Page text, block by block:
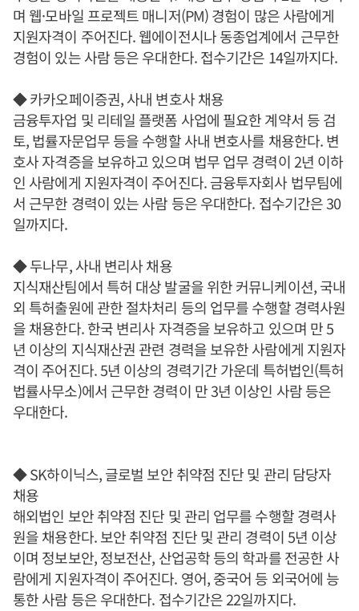
며 웹·모바일 프로젝트 매니저(PM) 경험이 많은 사람에게
지원자격이 주어진다. 웹에이전시나 동종업계에서 근무한
경험이 있는 사람 등은 우대한다. 접수기간은 14일까지다.
◆ 카카오페이증권, 사내 변호사 채용
금융투자업 및 리테일 플랫폼 사업에 필요한 계약서 등 검
토, 법률자문업무 등을 수행할 사내 변호사를 채용한다. 변
호사 자격증을 보유하고 있으며 법무 업무 경력이 2년 이하
인 사람에게 지원자격이 주어진다. 금융투자회사 법무팀에
서 근무한 경력이 있는 사람 등은 우대한다. 접수기간은 30
일까지다.
◆ 두나무, 사내 변리사 채용
지식재산팀에서 특허 대상 발굴을 위한 커뮤니케이션, 국내
외 특허출원에 관한 절차처리 등의 업무를 수행할 경력사원
을 채용한다. 한국 변리사 자격증을 보유하고 있으며 만 5
년 이상의 지식재산권 관련 경력을 보유한 사람에게 지원자
격이 주어진다. 5년 이상의 경력기간 가운데 특허법인(특허
법률사무소)에서 근무한 경력이 만 3년 이상인 사람 등은
우대한다.
◆ SK하이닉스, 글로벌 보안 취약점 진단 및 관리 담당자
채용
해외법인 보안 취약점 진단 및 관리 업무를 수행할 경력사
원을 채용한다. 보안 취약점 진단 및 관리 경력이 5년 이상
이며 정보보안, 정보전산, 산업공학 등의 학과를 전공한 사
람에게 지원자격이 주어진다. 영어, 중국어 등 외국어에 능
통한 사람 등은 우대한다. 접수기간은 22일까지다.